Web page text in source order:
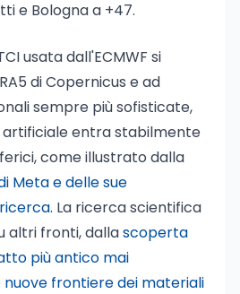
e Bologna a +47.
usata dall'ECMWF si
di Copernicus e ad
sempre più sofisticate,
artificiale entra stabilmente
come illustrato dalla
Meta e delle sue
. La ricerca scientifica
altri fronti, dallascoperta
più antico mai
nuove frontiere dei materiali